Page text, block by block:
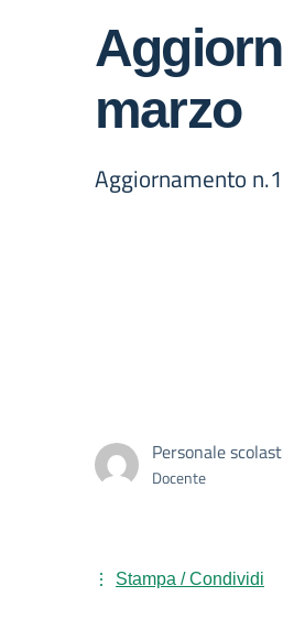
marzo
Aggiornamento
Personale
Docente
Stampa / Condividi